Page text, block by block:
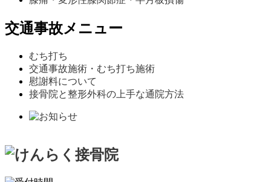
交通事故メニュー
むち打ち
交通事故施術・むち打ち施術
慰謝料について
接骨院と整形外科の上手な通院方法